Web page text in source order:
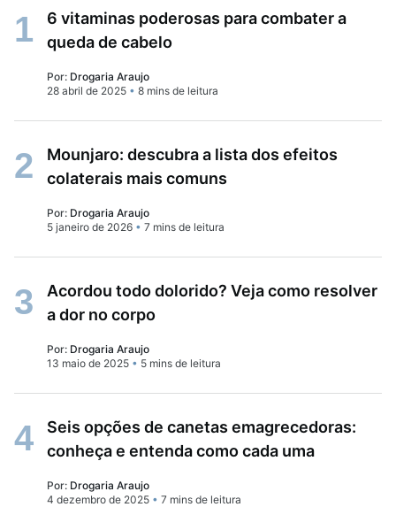
1
6 vitaminas poderosas para combater a
queda de cabelo
Por: Drogaria Araujo
28 abril de 2025 • 8 mins de leitura
2
Mounjaro: descubra a lista dos efeitos
colaterais mais comuns
Por: Drogaria Araujo
5 janeiro de 2026 • 7 mins de leitura
3
Acordou todo dolorido? Veja como resolver
a dor no corpo
Por: Drogaria Araujo
13 maio de 2025 • 5 mins de leitura
4
Seis opções de canetas emagrecedoras:
conheça e entenda como cada uma
Por: Drogaria Araujo
4 dezembro de 2025 • 7 mins de leitura